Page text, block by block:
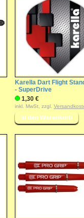
Karella Dart Flight
- SuperDrive
1,30 €
inkl. MwSt, zzgl.